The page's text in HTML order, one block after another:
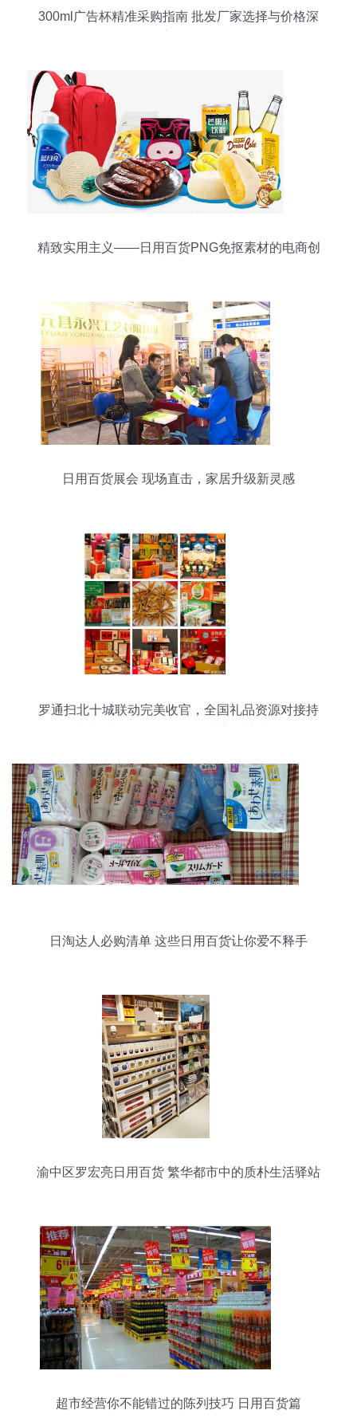
300ml广告杯精准采购指南 批发厂家选择与价格深
精致实用主义——日用百货PNG免抠素材的电商创
日用百货展会 现场直击，家居升级新灵感
罗通扫北十城联动完美收官，全国礼品资源对接持
日淘达人必购清单 这些日用百货让你爱不释手
渝中区罗宏亮日用百货 繁华都市中的质朴生活驿站
超市经营你不能错过的陈列技巧 日用百货篇